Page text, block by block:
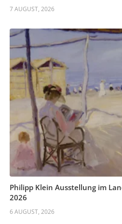
7 AUGUST, 2026
Philipp Klein Ausstellung im
2026
6 AUGUST, 2026